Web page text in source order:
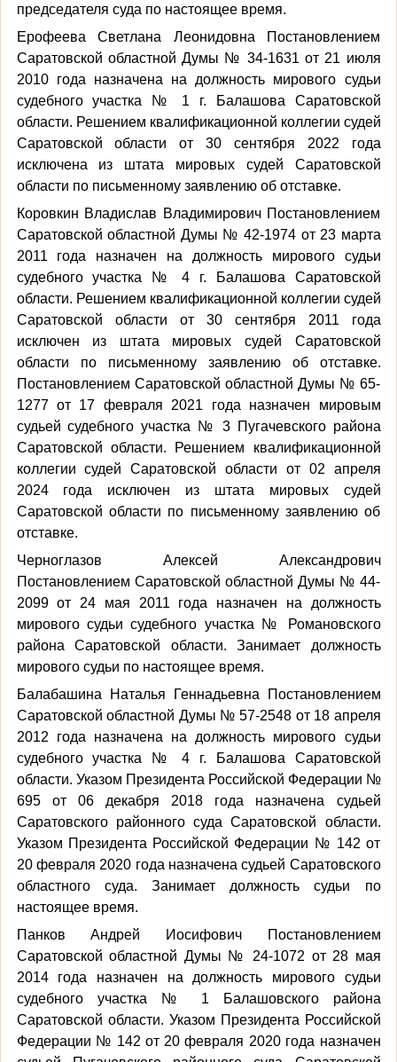
председателя суда по настоящее время.
Ерофеева Светлана Леонидовна Постановлением
Саратовской областной Думы № 34-1631 от 21 июля
2010 года назначена на должность мирового судьи
судебного участка № 1 г. Балашова Саратовской
области. Решением квалификационной коллегии судей
Саратовской области от 30 сентября 2022 года
исключена из штата мировых судей Саратовской
области по письменному заявлению об отставке.
Коровкин Владислав Владимирович Постановлением
Саратовской областной Думы № 42-1974 от 23 марта
2011 года назначен на должность мирового судьи
судебного участка № 4 г. Балашова Саратовской
области. Решением квалификационной коллегии судей
Саратовской области от 30 сентября 2011 года
исключен из штата мировых судей Саратовской
области по письменному заявлению об отставке.
Постановлением Саратовской областной Думы № 65-
1277 от 17 февраля 2021 года назначен мировым
судьей судебного участка № 3 Пугачевского района
Саратовской области. Решением квалификационной
коллегии судей Саратовской области от 02 апреля
2024 года исключен из штата мировых судей
Саратовской области по письменному заявлению об
отставке.
Черноглазов Алексей Александрович
Постановлением Саратовской областной Думы № 44-
2099 от 24 мая 2011 года назначен на должность
мирового судьи судебного участка № Романовского
района Саратовской области. Занимает должность
мирового судьи по настоящее время.
Балабашина Наталья Геннадьевна Постановлением
Саратовской областной Думы № 57-2548 от 18 апреля
2012 года назначена на должность мирового судьи
судебного участка № 4 г. Балашова Саратовской
области. Указом Президента Российской Федерации №
695 от 06 декабря 2018 года назначена судьей
Саратовского районного суда Саратовской области.
Указом Президента Российской Федерации № 142 от
20 февраля 2020 года назначена судьей Саратовского
областного суда. Занимает должность судьи по
настоящее время.
Панков Андрей Иосифович Постановлением
Саратовской областной Думы № 24-1072 от 28 мая
2014 года назначен на должность мирового судьи
судебного участка № 1 Балашовского района
Саратовской области. Указом Президента Российской
Федерации № 142 от 20 февраля 2020 года назначен